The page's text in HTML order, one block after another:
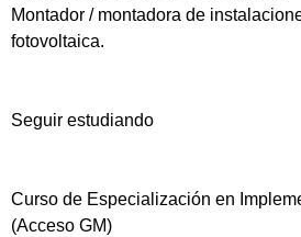
Montador / montadora de
fotovoltaica.
Seguir estudiando
Curso de Especialización en
(Acceso GM)